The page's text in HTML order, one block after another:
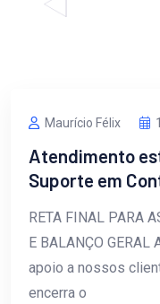
Maurício Félix
Atendimento
Suporte em
RETA FINAL PARA
E BALANÇO
apoio a nossos
encerra o